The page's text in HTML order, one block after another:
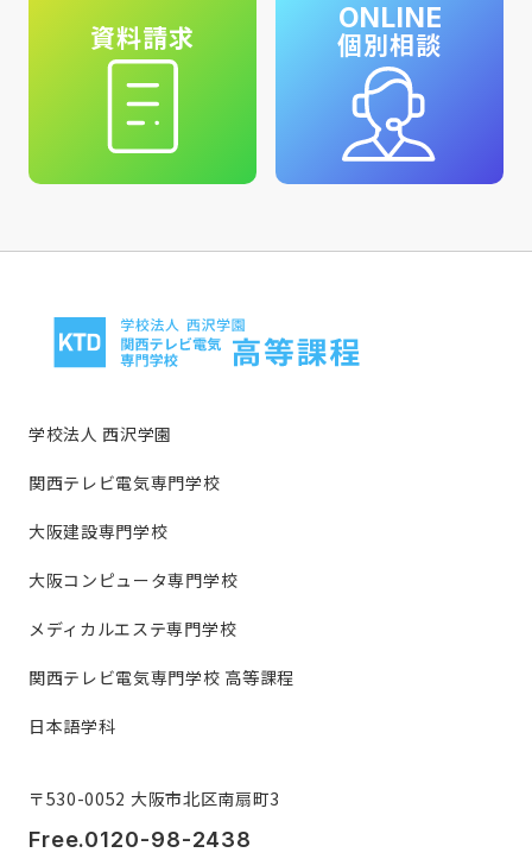
資料請求
ONLINE
個別相談
学校法人 西沢学園
関西テレビ電気専門学校
大阪建設専門学校
大阪コンピュータ専門学校
メディカルエステ専門学校
関西テレビ電気専門学校 高等課程
日本語学科
〒530-0052 大阪市北区南扇町3
Free.0120-98-2438